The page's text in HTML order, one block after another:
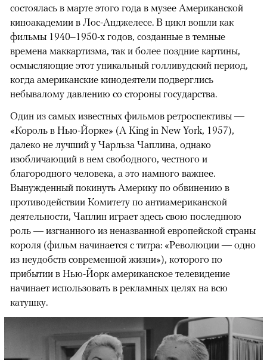
состоялась в марте этого года в музее Американской
киноакадемии в Лос-Анджелесе. В цикл вошли как
фильмы 1940–1950-х годов, созданные в темные
времена маккартизма, так и более поздние картины,
осмысляющие этот уникальный голливудский период,
когда американские кинодеятели подверглись
небывалому давлению со стороны государства.
Один из самых известных фильмов ретроспективы —
«Король в Нью-Йорке» (A King in New York, 1957),
далеко не лучший у Чарльза Чаплина, однако
изобличающий в нем свободного, честного и
благородного человека, а это намного важнее.
Вынужденный покинуть Америку по обвинению в
противодействии Комитету по антиамериканской
деятельности, Чаплин играет здесь свою последнюю
роль — изгнанного из неназванной европейской страны
короля (фильм начинается с титра: «Революции — одно
из неудобств современной жизни»), которого по
прибытии в Нью-Йорк американское телевидение
начинает использовать в рекламных целях на всю
катушку.